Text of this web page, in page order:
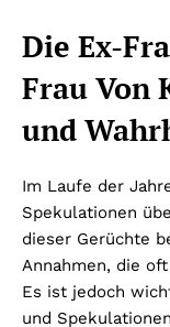
Die Ex-
Frau Von
und
Im Laufe der
Spekulationen
dieser Gerüchte
Annahmen, die
Es ist jedoch
und